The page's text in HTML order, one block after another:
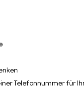
Telefonnummer für